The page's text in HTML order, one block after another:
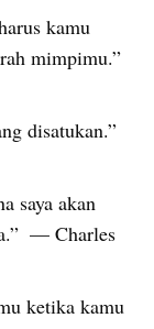
kamu
mimpimu.”
disatukan.”
saya akan
— Charles
ketika kamu